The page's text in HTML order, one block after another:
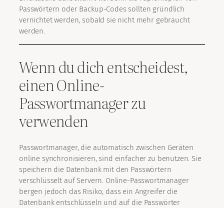
Passwörtern oder Backup-Codes sollten gründlich
vernichtet werden, sobald sie nicht mehr gebraucht
werden.
Wenn du dich entscheidest,
einen Online-
Passwortmanager zu
verwenden
Passwortmanager, die automatisch zwischen Geräten
online synchronisieren, sind einfacher zu benutzen. Sie
speichern die Datenbank mit den Passwörtern
verschlüsselt auf Servern. Online-Passwortmanager
bergen jedoch das Risiko, dass ein Angreifer die
Datenbank entschlüsseln und auf die Passwörter